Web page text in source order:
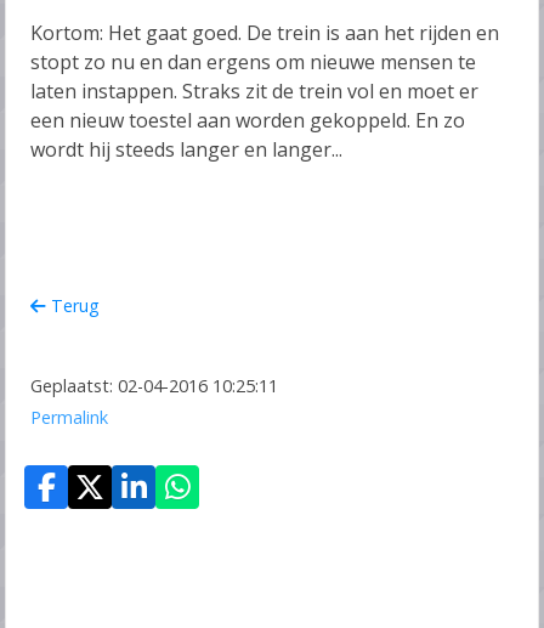
Kortom: Het gaat goed. De trein is aan het rijden en
stopt zo nu en dan ergens om nieuwe mensen te
laten instappen. Straks zit de trein vol en moet er
een nieuw toestel aan worden gekoppeld. En zo
wordt hij steeds langer en langer...
Terug
Geplaatst: 02-04-2016 10:25:11
Permalink